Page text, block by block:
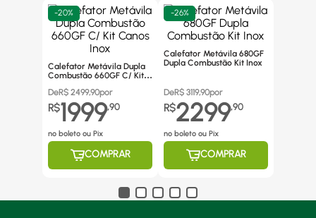
-20%
Calefator Metávila Dupla
Combustão 660GF C/ Kit
DeR$ 2499,90por
R$1999,90
no boleto ou Pix
COMPRAR
-26%
Calefator Metávila 680GF
Dupla Combustão Kit Inox
DeR$ 3119,90por
R$2299,90
no boleto ou Pix
COMPRAR